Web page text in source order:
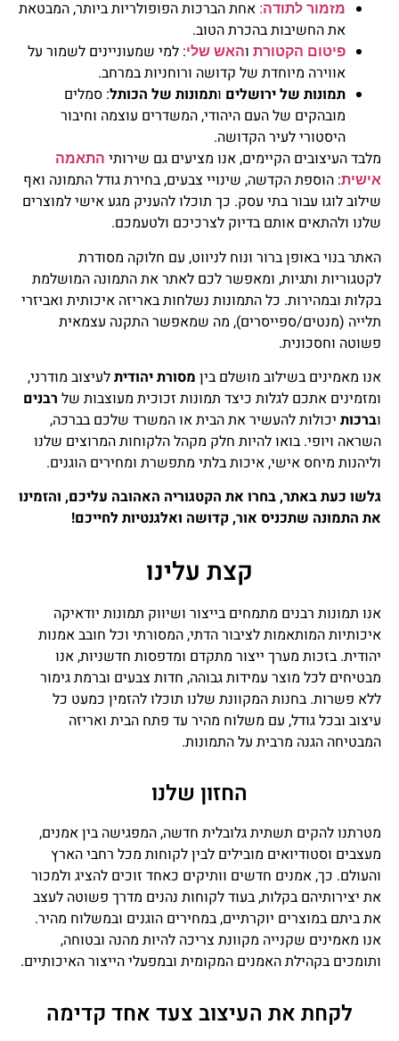
מזמור לתודה: אחת הברכות הפופולריות ביותר, המבטאת
את החשיבות בהכרת הטוב.
פיטום הקטורת והאש שלי: למי שמעוניינים לשמור על
אווירה מיוחדת של קדושה ורוחניות במרחב.
תמונות של ירושלים ותמונות של הכותל: סמלים
מובהקים של העם היהודי, המשדרים עוצמה וחיבור
היסטורי לעיר הקדושה.
מלבד העיצובים הקיימים, אנו מציעים גם שירותי התאמה
אישית: הוספת הקדשה, שינויי צבעים, בחירת גודל התמונה ואף
שילוב לוגו עבור בתי עסק. כך תוכלו להעניק מגע אישי למוצרים
שלנו ולהתאים אותם בדיוק לצרכיכם ולטעמכם.
האתר בנוי באופן ברור ונוח לניווט, עם חלוקה מסודרת
לקטגוריות ותגיות, ומאפשר לכם לאתר את התמונה המושלמת
בקלות ובמהירות. כל התמונות נשלחות באריזה איכותית ואביזרי
תלייה (מנטים/ספייסרים), מה שמאפשר התקנה עצמאית
פשוטה וחסכונית.
אנו מאמינים בשילוב מושלם בין מסורת יהודיתלעיצוב מודרני,
ומזמינים אתכם לגלות כיצד תמונות זכוכית מעוצבות של רבנים
וברכות יכולות להעשיר את הבית או המשרד שלכם בברכה,
השראה ויופי. בואו להיות חלק מקהל הלקוחות המרוצים שלנו
וליהנות מיחס אישי, איכות בלתי מתפשרת ומחירים הוגנים.
גלשו כעת באתר, בחרו את הקטגוריה האהובה עליכם, והזמינו
את התמונה שתכניס אור, קדושה ואלגנטיות לחייכם!
קצת עלינו
אנו תמונות רבנים מתמחים בייצור ושיווק תמונות יודאיקה
איכותיות המותאמות לציבור הדתי, המסורתי וכל חובב אמנות
יהודית. בזכות מערך ייצור מתקדם ומדפסות חדשניות, אנו
מבטיחים לכל מוצר עמידות גבוהה, חדות צבעים וברמת גימור
ללא פשרות. בחנות המקוונת שלנו תוכלו להזמין כמעט כל
עיצוב ובכל גודל, עם משלוח מהיר עד פתח הבית ואריזה
המבטיחה הגנה מרבית על התמונות.
החזון שלנו
מטרתנו להקים תשתית גלובלית חדשה, המפגישה בין אמנים,
מעצבים וסטודיואים מובילים לבין לקוחות מכל רחבי הארץ
והעולם. כך, אמנים חדשים וותיקים כאחד זוכים להציג ולמכור
את יצירותיהם בקלות, בעוד לקוחות נהנים מדרך פשוטה לעצב
את ביתם במוצרים יוקרתיים, במחירים הוגנים ובמשלוח מהיר.
אנו מאמינים שקנייה מקוונת צריכה להיות מהנה ובטוחה,
ותומכים בקהילת האמנים המקומית ובמפעלי הייצור האיכותיים.
לקחת את העיצוב צעד אחד קדימה